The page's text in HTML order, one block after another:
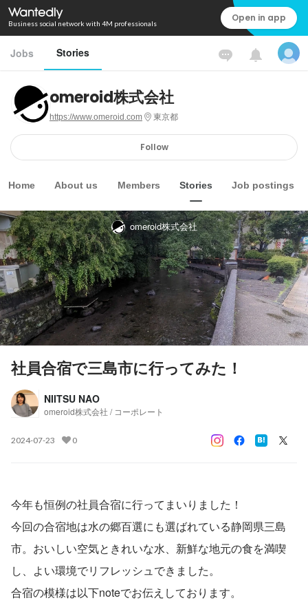
Business social network with 4M professionals Open in app
Jobs Stories
omeroid株式会社
https://www.omeroid.com 東京都
Follow
Home About us Members Stories Job postings
omeroid株式会社
社員合宿で三島市に行ってみた！
NIITSU NAO
omeroid株式会社 / コーポレート
2024-07-23 0
今年も恒例の社員合宿に行ってまいりました！
今回の合宿地は水の郷百選にも選ばれている静岡県三島
市。おいしい空気ときれいな水、新鮮な地元の食を満喫
し、よい環境でリフレッシュできました。
合宿の模様は以下noteでお伝えしております。